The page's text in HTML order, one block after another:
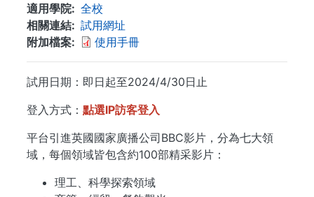
適用學院
全校
相關連結
試用網址
附加檔案
使用手冊
試用日期：即日起至2024/4/30日止
登入方式： 點選IP訪客登入
平台引進英國國家廣播公司BBC影片，分為七大領
域，每個領域皆包含約100部精采影片：
理工、科學探索領域